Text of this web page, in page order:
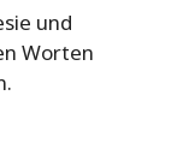
und
Worten